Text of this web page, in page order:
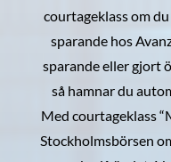
courtageklass om
sparande hos
sparande eller gjort
så hamnar du
Med courtageklass
Stockholmsbörsen